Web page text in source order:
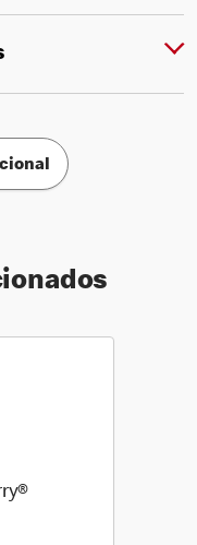
Cal.